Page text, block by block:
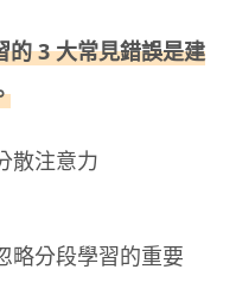
的 3 大常見錯誤是建
散注意力
略分段學習的重要